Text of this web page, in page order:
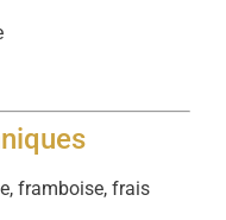
framboise, frais